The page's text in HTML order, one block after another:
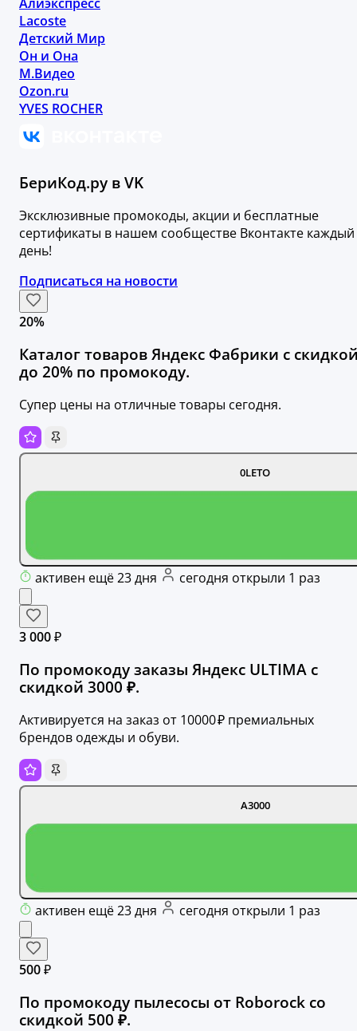
Lacoste
Детский Мир
Он и Она
М.Видео
Ozon.ru
YVES ROCHER
БериКод.ру в VK
Эксклюзивные промокоды, акции и бесплатные
сертификаты в нашем сообществе Вконтакте каждый
день!
Подписаться на новости
20%
Каталог товаров Яндекс Фабрики с
до 20% по промокоду.
Супер цены на отличные товары сегодня.
0LETO
активен ещё 23 дня сегодня открыли 1 раз
3 000 ₽
По промокоду заказы Яндекс ULTIMA с
скидкой 3000 ₽.
Активируется на заказ от 10000 ₽ премиальных
брендов одежды и обуви.
A3000
активен ещё 23 дня сегодня открыли 1 раз
500 ₽
По промокоду пылесосы от Roborock со
скидкой 500 ₽.